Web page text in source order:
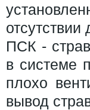
ПСК -
в системе
плохо
вывод